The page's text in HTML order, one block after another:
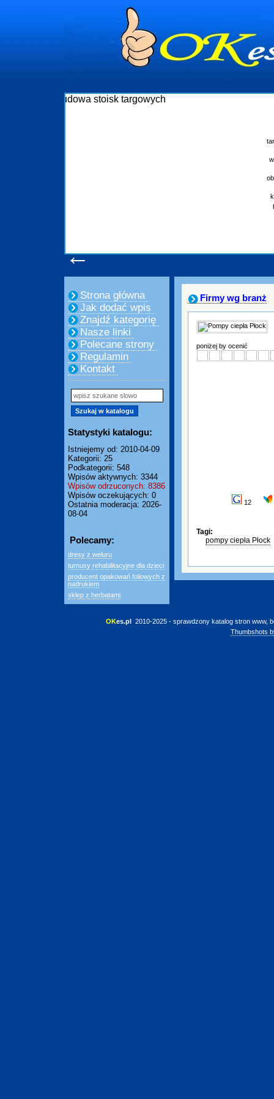
targowych w Polsce. W asortymencie posiadamy
wykonywać tak, aby każdy z klientów był
obsługując firmy oraz organizacje państwowe. Dzięki
konsumentów. Oddajemy w Państwa ręce
produkcyjne, logistyczne, drukarnię
←
Strona główna
Jak dodać wpis
Znajdź kategorię
Nasze linki
Polecane strony
Regulamin
Kontakt
Statystyki katalogu:
Istniejemy od: 2010-04-09
Kategorii: 25
Podkategorii: 548
Wpisów aktywnych: 3344
Wpisów odrzuconych: 8386
Wpisów oczekujących: 0
Ostatnia moderacja: 2026-
08-04
Polecamy:
dresy z weluru
turnusy rehabilitacyjne dla dzieci
producent opakowań foliowych z
nadrukiem
sklep z herbatami
Firmy wg branż
poniżej by ocenić
12
Tagi:
pompy ciepła Płock
OKes.pl 2010-2025 - sprawdzony katalog stron www,
Thumbshots